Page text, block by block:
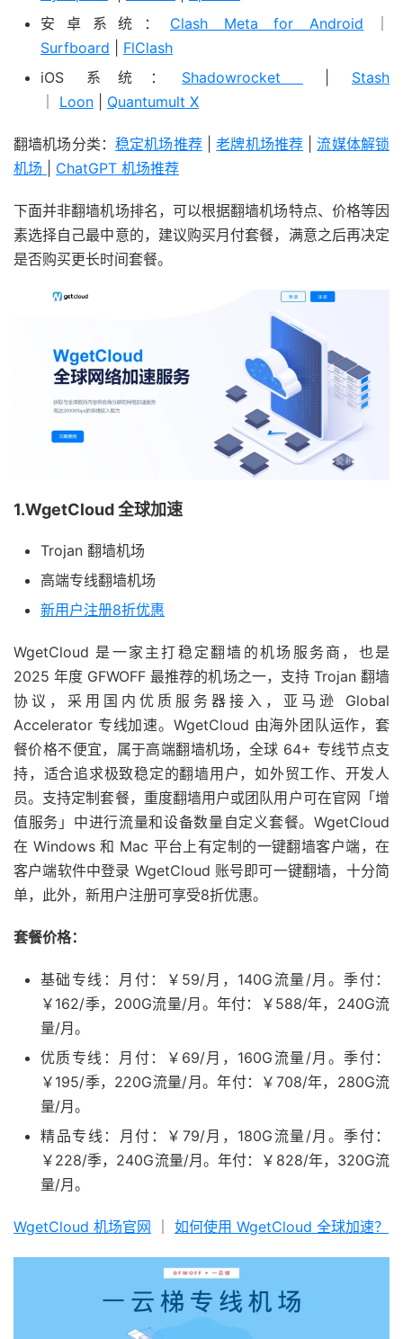
安卓系统： Clash Meta for Android
Surfboard
FlClash
iOS 系统： Shadowrocket
Stash
Loon Quantumult X
翻墙机场分类：稳定机场推荐|老牌机场推荐 |流媒体解锁
机场
ChatGPT 机场推荐
下面并非翻墙机场排名，可以根据翻墙机场特点、价格等因
素选择自己最中意的，建议购买月付套餐，满意之后再决定
是否购买更长时间套餐。
1.WgetCloud 全球加速
Trojan 翻墙机场
高端专线翻墙机场
新用户注册8折优惠
WgetCloud 是一家主打稳定翻墙的机场服务商，也是
2025 年度 GFWOFF 最推荐的机场之一，支持 Trojan 翻墙
协议，采用国内优质服务器接入，亚马逊 Global
Accelerator 专线加速。WgetCloud 由海外团队运作，套
餐价格不便宜，属于高端翻墙机场，全球 64+ 专线节点支
持，适合追求极致稳定的翻墙用户，如外贸工作、开发人
员。支持定制套餐，重度翻墙用户或团队用户可在官网「增
值服务」中进行流量和设备数量自定义套餐。WgetCloud
在 Windows 和 Mac 平台上有定制的一键翻墙客户端，在
客户端软件中登录 WgetCloud 账号即可一键翻墙，十分简
单，此外，新用户注册可享受8折优惠。
套餐价格：
基础专线：月付：￥59/月，140G流量/月。季付：
￥162/季，200G流量/月。年付：￥588/年，240G流
量/月。
优质专线：月付：￥69/月，160G流量/月。季付：
￥195/季，220G流量/月。年付：￥708/年，280G流
量/月。
精品专线：月付：￥79/月，180G流量/月。季付：
￥228/季，240G流量/月。年付：￥828/年，320G流
量/月。
WgetCloud 机场官网 如何使用 WgetCloud 全球加速？